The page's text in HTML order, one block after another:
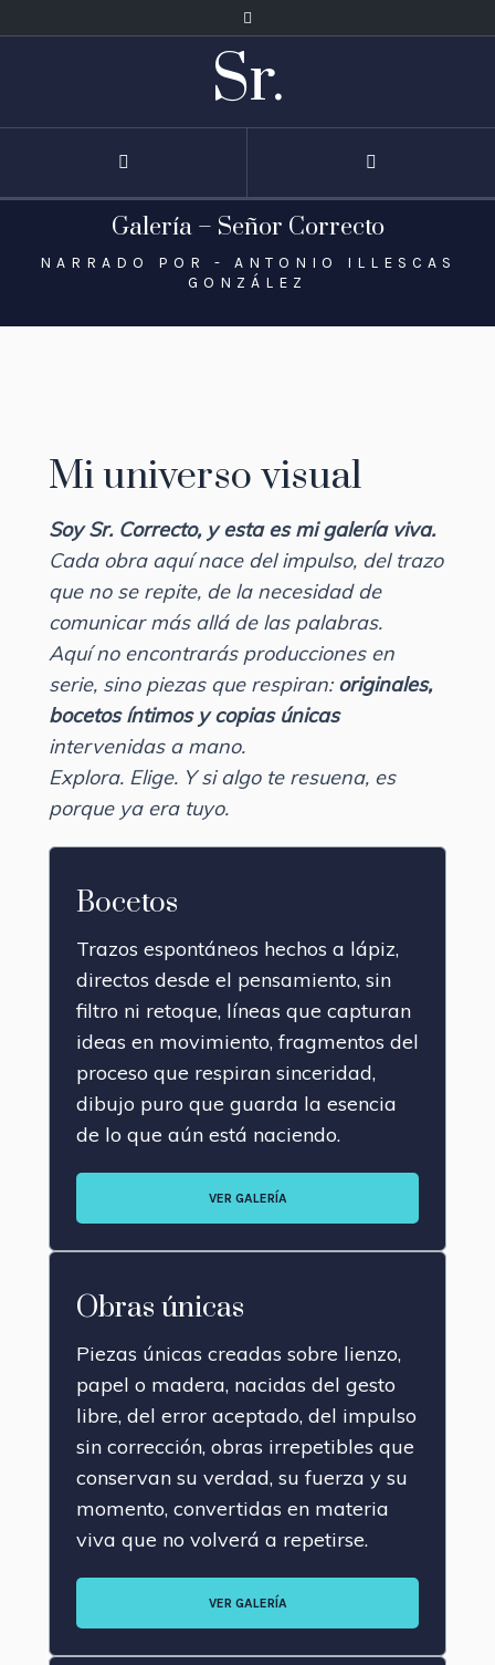
Sr.
Galería – Señor Correcto
NARRADO POR - ANTONIO ILLESCAS
GONZÁLEZ
Mi universo visual
Soy Sr. Correcto, y esta es mi galería viva.
Cada obra aquí nace del impulso, del trazo
que no se repite, de la necesidad de
comunicar más allá de las palabras.
Aquí no encontrarás producciones en
serie, sino piezas que respiran: originales,
bocetos íntimos y copias únicas
intervenidas a mano.
Explora. Elige. Y si algo te resuena, es
porque ya era tuyo.
Bocetos
Trazos espontáneos hechos a lápiz,
directos desde el pensamiento, sin
filtro ni retoque, líneas que capturan
ideas en movimiento, fragmentos del
proceso que respiran sinceridad,
dibujo puro que guarda la esencia
de lo que aún está naciendo.
VER GALERÍA
Obras únicas
Piezas únicas creadas sobre lienzo,
papel o madera, nacidas del gesto
libre, del error aceptado, del impulso
sin corrección, obras irrepetibles que
conservan su verdad, su fuerza y su
momento, convertidas en materia
viva que no volverá a repetirse.
VER GALERÍA